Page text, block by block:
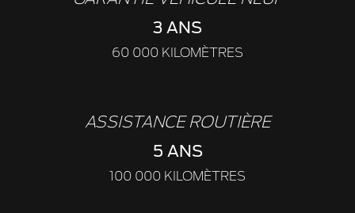
3 ANS
60 000 KILOMÈTRES
ASSISTANCE ROUTIÈRE
5 ANS
100 000 KILOMÈTRES